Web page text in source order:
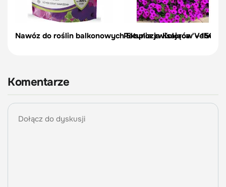
Nawóz do roślin balkonowych Eksplozja Kolorów – 150 g
Petunia zwisająca 'Velvet
Komentarze